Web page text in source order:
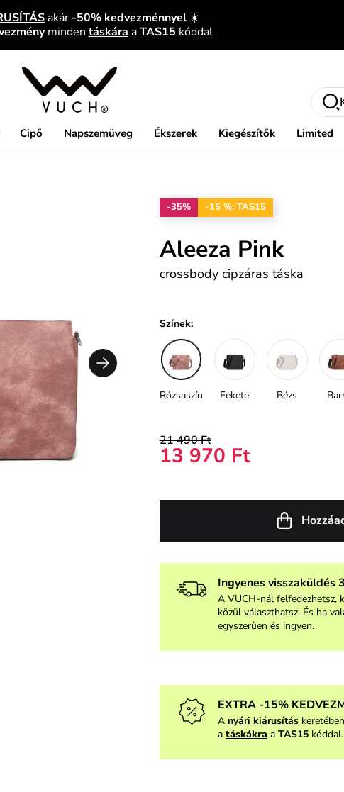
akár -50% kedvezménnyel ☀️
minden táskára aTAS15 kóddal
Cipő Napszemüveg Ékszerek Kiegészítők Limited
-35% -15 %: TAS15
Aleeza Pink
crossbody cipzáras táska
Színek:
Rózsaszín Fekete Bézs
21 490 Ft
13 970 Ft
Ingyenes visszaküldés
A VUCH-nál felfedezhetsz,
közül választhatsz. És ha
egyszerűen és ingyen.
EXTRA -15%
A nyári kiárusítás keretében
a táskákra a TAS15kóddal.